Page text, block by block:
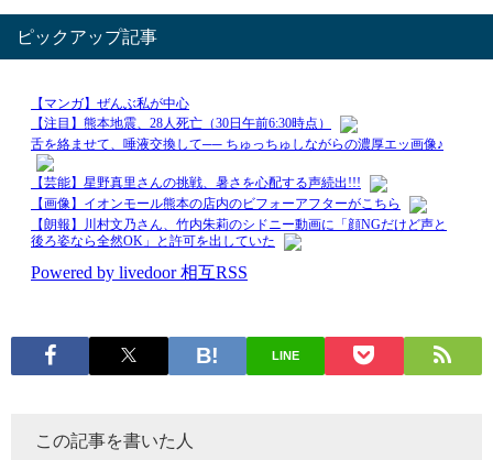
ピックアップ記事
LINE
この記事を書いた人